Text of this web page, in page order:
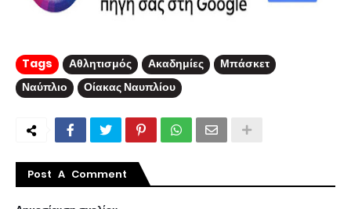
Tags Αθλητισμός Ακαδημίες
Μπάσκετ
Ναύπλιο
Οίακας Ναυπλίου
Post A Comment